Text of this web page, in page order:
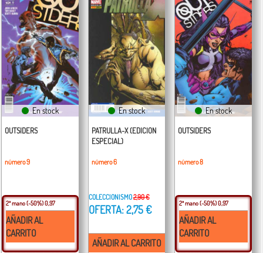
En stock
OUTSIDERS
número 9
2ª mano(-50%) 0,97
AÑADIR AL
CARRITO
En stock
PATRULLA-X (EDICION
ESPECIAL)
número 6
COLECCIONISMO2,90 €
OFERTA: 2,75 €
AÑADIR AL CARRITO
En stock
OUTSIDERS
número 8
2ª mano(-50%) 0,97
AÑADIR AL
CARRITO